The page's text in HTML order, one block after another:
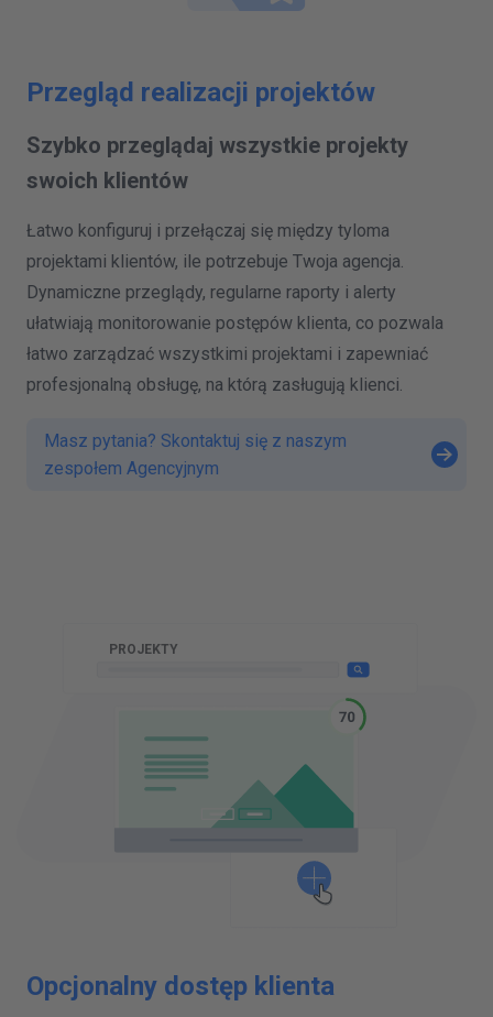
Przegląd realizacji projektów
Szybko przeglądaj wszystkie projekty
swoich klientów
Łatwo konfiguruj i przełączaj się między tyloma
projektami klientów, ile potrzebuje Twoja agencja.
Dynamiczne przeglądy, regularne raporty i alerty
ułatwiają monitorowanie postępów klienta, co pozwala
łatwo zarządzać wszystkimi projektami i zapewniać
profesjonalną obsługę, na którą zasługują klienci.
Masz pytania? Skontaktuj się z naszym
zespołem Agencyjnym
Opcjonalny dostęp klienta
PROJEKTY